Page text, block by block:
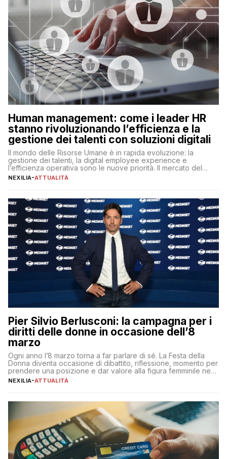
Human management: come i leader HR
stanno rivoluzionando l’efficienza e la
gestione dei talenti con soluzioni digitali
Il mondo delle Risorse Umane è in rapida evoluzione: la
gestione dei talenti, la digital employee experience e
l’efficienza operativa sono le nuove priorità. Il mercato del
lavoro, d’altra parte, è sempre più competitivo con una lotta
NEXILIA-ATTUALITÀ
Pier Silvio Berlusconi: la campagna per i
diritti delle donne in occasione dell’8
marzo
Ogni anno l’8 marzo torna a far parlare di sé. La Festa della
Donna diventa occasione di dibattito, riflessione, momento per
prendere una posizione e dar valore alla figura femminile nella
sua complessità e crucialità. A lanciare un messaggio “forte e
NEXILIA-ATTUALITÀ